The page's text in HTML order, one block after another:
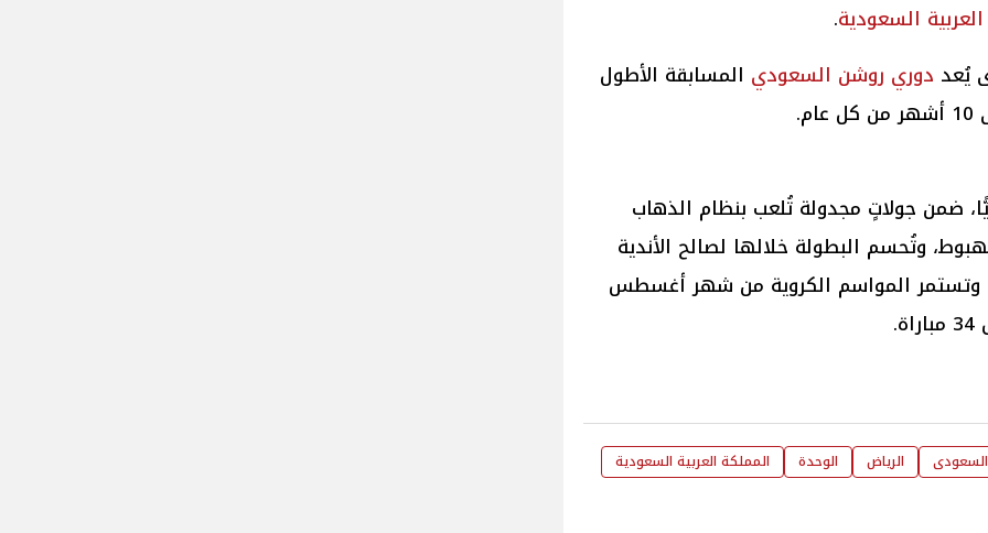
السعودية.
يُعد دوري روشن السعودي المسابقة الأطول
18 ناديًا سعوديًّا، ضمن جولاتٍ مجدولة تُلعب بنظام الذهاب
وتُحسم البطولة خلالها لصالح الأندية
وتستمر المواسم الكروية من شهر أغسطس
الرياض الوحدة المملكة العربية السعودية